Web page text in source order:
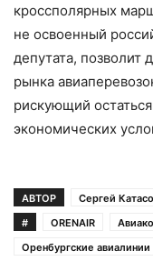
кроссполярных
не освоенный
депутата, позволит
рынка
рискующий
экономических
АВТОР
Сергей
#
ORENAIR
Оренбургские авиалинии